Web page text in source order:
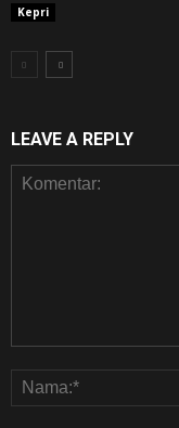
Kepri
LEAVE A REPLY